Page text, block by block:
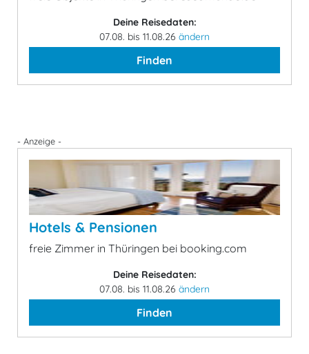
Deine Reisedaten:
07.08. bis 11.08.26 ändern
Finden
- Anzeige -
Hotels & Pensionen
freie Zimmer in Thüringen bei booking.com
Deine Reisedaten:
07.08. bis 11.08.26 ändern
Finden